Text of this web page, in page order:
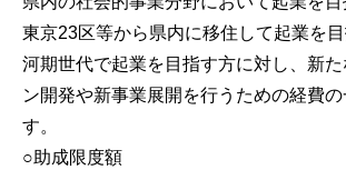
東京23区等から県内に移住して起業を
河期世代で起業を目指す方に対し、新
ン開発や新事業展開を行うための経費の
す。
○助成限度額